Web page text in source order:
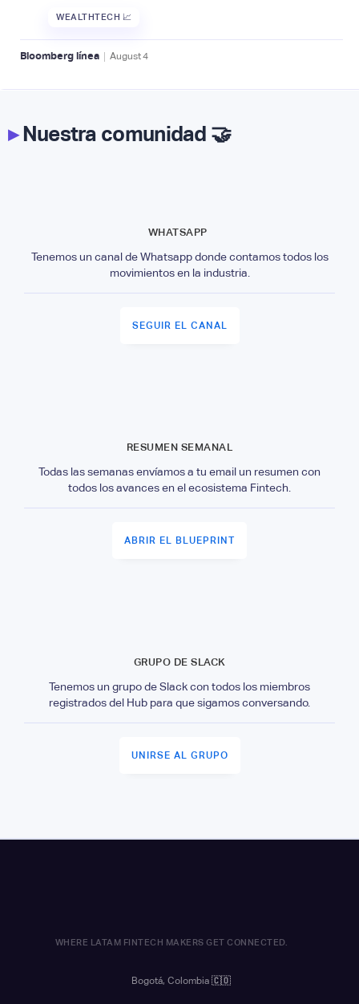
WEALTHTECH 📈
Bloomberg línea | August4
▸Nuestra comunidad 🤝
WHATSAPP
Tenemos un canal de Whatsapp donde contamos todos los
movimientos en la industria.
SEGUIR EL CANAL
RESUMEN SEMANAL
Todas las semanas envíamos a tu email un resumen con
todos los avances en el ecosistema Fintech.
ABRIR EL BLUEPRINT
GRUPO DE SLACK
Tenemos un grupo de Slack con todos los miembros
registrados del Hub para que sigamos conversando.
UNIRSE AL GRUPO
WHERE LATAM FINTECH MAKERS GET CONNECTED.
Bogotá, Colombia 🇨🇴